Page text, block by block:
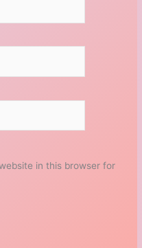
in this browser for